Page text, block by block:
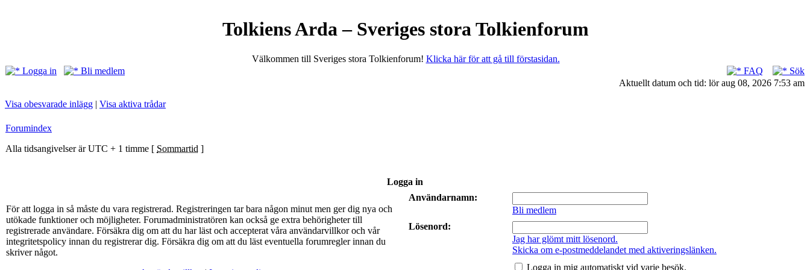
Tolkiens Arda – Sveriges stora Tolkienforum
Välkommen till Sveriges stora Tolkienforum! Klicka här för att gå till förstasidan.
Logga in
Bli medlem FAQ
Sök
Aktuellt datum och tid: lör aug 08, 2026 7:53 am
Visa obesvarade inlägg | Visa aktiva trådar
Forumindex
Alla tidsangivelser är UTC + 1 timme [ Sommartid ]
Logga in
För att logga in så måste du vara registrerad. Registreringen tar bara någon minut men ger dig nya och
utökade funktioner och möjligheter. Forumadministratören kan också ge extra behörigheter till
registrerade användare. Försäkra dig om att du har läst och accepterat våra användarvillkor och vår
integritetspolicy innan du registrerar dig. Försäkra dig om att du läst eventuella forumregler innan du
skriver något.
Användarnamn:
Bli medlem
Lösenord:
Jag har glömt mitt lösenord.
Skicka om e-postmeddelandet med aktiveringslänken.
Logga in mig automatiskt vid varje besök.